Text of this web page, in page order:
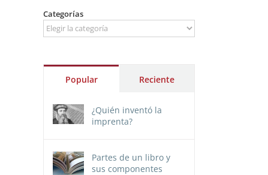
Categorías
Categorías
Popular Reciente
¿Quién inventó la
imprenta?
Partes de un libro y
sus componentes